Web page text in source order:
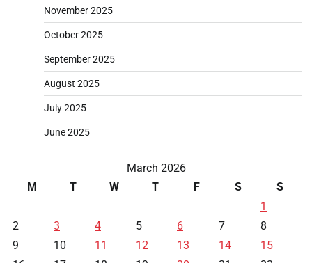
November 2025
October 2025
September 2025
August 2025
July 2025
June 2025
March 2026
M
T W T F S
S
1
2
3 4 5 6 7
8
9
10 11 12 13 14
15